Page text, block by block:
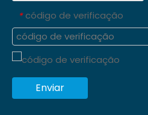
* código de verificação
Enviar